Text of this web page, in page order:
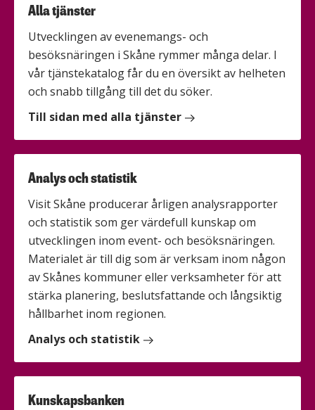
Alla tjänster
Utvecklingen av evenemangs- och
besöksnäringen i Skåne rymmer många delar. I
vår tjänstekatalog får du en översikt av helheten
och snabb tillgång till det du söker.
Till sidan med alla tjänster
Analys och statistik
Visit Skåne producerar årligen analysrapporter
och statistik som ger värdefull kunskap om
utvecklingen inom event- och besöksnäringen.
Materialet är till dig som är verksam inom någon
av Skånes kommuner eller verksamheter för att
stärka planering, beslutsfattande och långsiktig
hållbarhet inom regionen.
Analys och statistik
Kunskapsbanken